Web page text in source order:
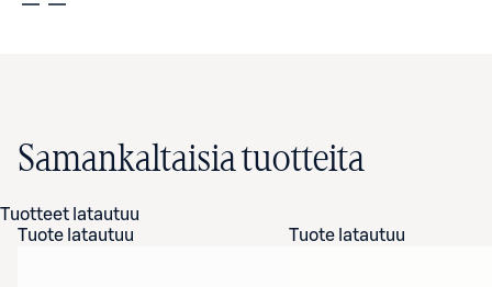
Samankaltaisia tuotteita
Tuotteet latautuu
Tuote latautuu
Tuote latautuu